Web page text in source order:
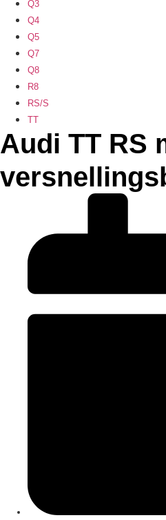
Q3
Q4
Q5
Q7
Q8
R8
RS/S
TT
Audi TT RS